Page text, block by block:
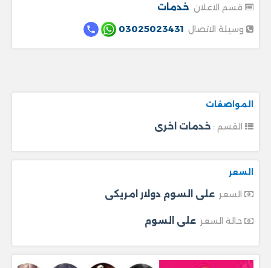
قسم الاعلان خدمات
وسيلة الاتصال 03025023431
المواصفات
خدمات اخرى
السعر
السعر على السوم دولار امريكى
حالة السعر على السوم